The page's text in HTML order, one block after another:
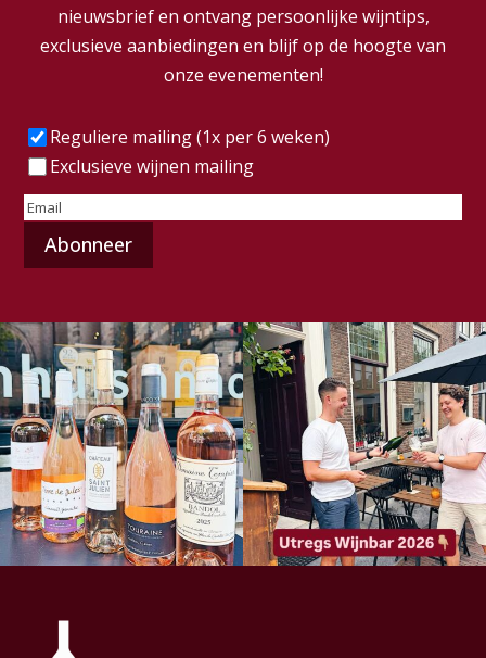
nieuwsbrief en ontvang persoonlijke wijntips,
exclusieve aanbiedingen en blijf op de hoogte van
onze evenementen!
Frequentie(Vereist)
Reguliere mailing (1x per 6 weken)
Exclusieve wijnen mailing
E-
mailadres